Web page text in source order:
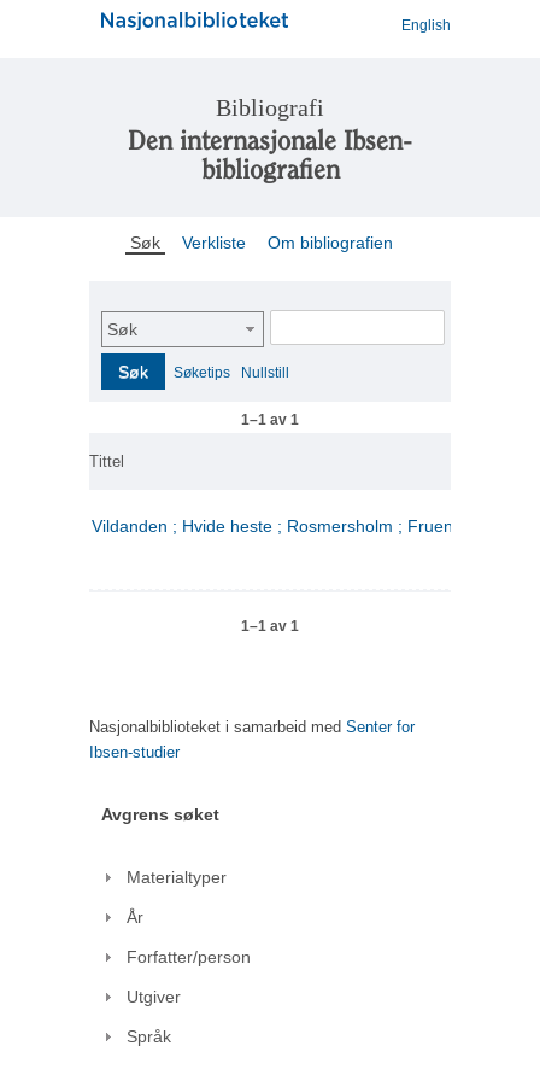
English
Bibliografi
Den internasjonale Ibsen-
bibliografien
Søk Verkliste Om bibliografien
Søk
Søk Søketips Nullstill
1–1 av 1
Tittel
Vildanden ; Hvide heste ; Rosmersholm ; Fruen fra havet
1–1 av 1
Nasjonalbiblioteket i samarbeid med Senter for
Ibsen-studier
Avgrens søket
Materialtyper
År
Forfatter/person
Utgiver
Språk